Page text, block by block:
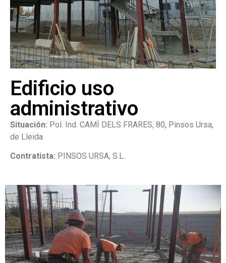
Edificio uso
administrativo
Situación: Pol. Ind. CAMÍ DELS FRARES, 80, Pinsos Ursa,
de Lleida
Contratista: PINSOS URSA, S.L.